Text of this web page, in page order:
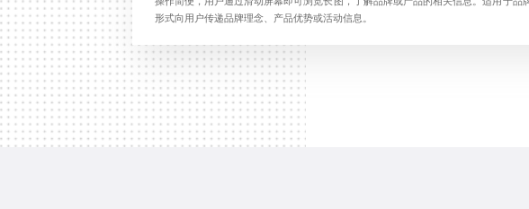
形式向用户传递品牌理念、产品优势或活动信息。